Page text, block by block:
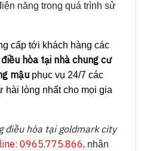
năng trong quá trình sử
cấp tới khách hàng các
hòa tại nhà chung cư
mậu phục vụ 24/7 các
hài lòng nhất cho mọi gia
điều hòa tại goldmark city
0965.775.866, nhân